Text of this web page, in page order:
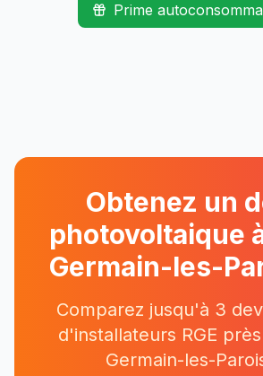
Prime
Obtenez un
photovoltaique
Germain-les-
Comparez jusqu'à 3
d'installateurs RGE près
Germain-les-